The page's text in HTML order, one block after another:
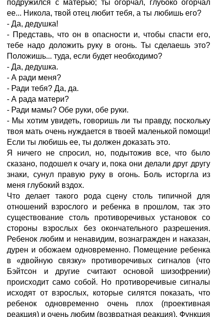
подружился с матерью; ты огорчал, глубоко огорчал
ее... Никола, твой отец любит тебя, а ты любишь его?
- Да, дедушка!
- Представь, что он в опасности и, чтобы спасти его,
тебе надо доложить руку в огонь. Ты сделаешь это?
Положишь... туда, если будет необходимо?
- Да, дедушка.
- А ради меня?
- Ради тебя? Да, да.
- А рада матери?
- Ради мамы? Обе руки, обе руки.
- Мы хотим увидеть, говоришь ли ты правду, поскольку
твоя мать очень нуждается в твоей маленькой помощи!
Если ты любишь ее, ты должен доказать это.
Я ничего не спросил, но, подытожив все, что было
сказано, подошел к очагу и, пока они делали друг другу
знаки, сунул правую руку в огонь. Боль исторгла из
меня глубокий вздох.
Что делает такого рода сцену столь типичной для
отношений взрослого и ребенка в прошлом, так это
существование столь противоречивых установок со
стороны взрослых без окончательного разрешения.
Ребенок любим и ненавидим, вознагражден и наказан,
дурен и обожаем одновременно. Помещение ребенка
в «двойную связку» противоречивых сигналов (что
Бэйтсон и другие считают основой шизофрении)
происходит само собой. Но противоречивые сигналы
исходят от взрослых, которые силятся показать, что
ребенок одновременно очень плох (проективная
реакция) и очень любим (возвратная реакция). Функция